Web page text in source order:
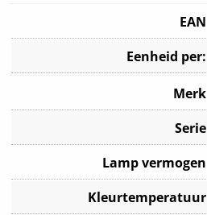
EAN
Eenheid per:
Merk
Serie
Lamp vermogen
Kleurtemperatuur